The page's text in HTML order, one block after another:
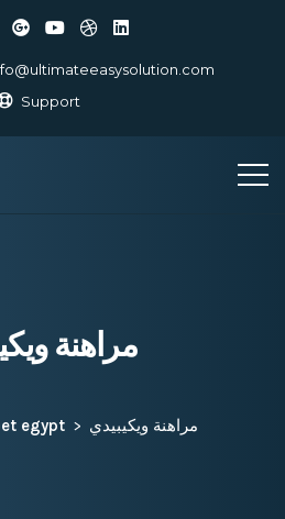
Support
مراهنة
egypt مراهنة ويكيبيدي